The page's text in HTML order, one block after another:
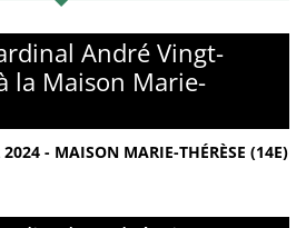
André Vingt-
la Maison Marie-
- MAISON MARIE-THÉRÈSE (14E)